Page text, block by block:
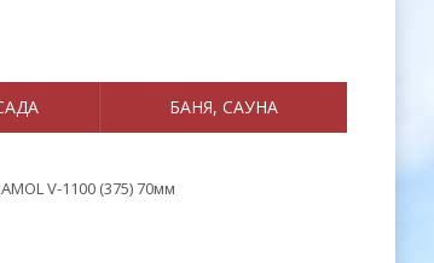
БАНЯ, САУНА
V-1100 (375) 70мм